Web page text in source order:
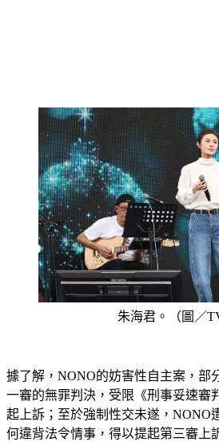
朱海君。（圖／
一審的無罪判決，受限《刑事妥速審
起上訴；至於強制性交未遂，NONO
何違背法令情事，得以提起第三審上
起上訴，讓判決早日確定以利執行。